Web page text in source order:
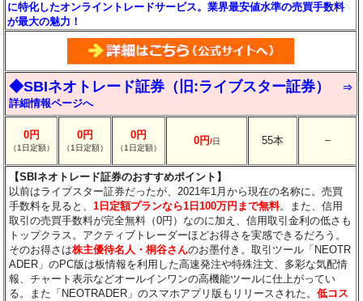
に特化したオンライントレードサービス。業界最安値水準の売買手数料
が最大の魅力！
◆SBIネオトレード証券（旧:ライブスター証券）
⇒
詳細情報ページへ
0円
（1日定額）
0円
（1日定額）
0円
（1日定額）
0円/日 55本 －
【SBIネオトレード証券のおすすめポイント】
以前はライブスター証券だったが、2021年1月から現在の名称に。売買
手数料を見ると、1日定額プランなら1日100万円まで無料。また、信用
取引の売買手数料が完全無料（0円）なのに加え、信用取引金利の低さも
トップクラス。アクティブトレーダーほどお得さを実感できるだろう。
そのお得さは株主優待名人・桐谷さんのお墨付き。取引ツール「NEOTR
ADER」のPC版は板情報を利用した高速発注や特殊注文、多彩な気配情
報、チャート表示などオールインワンの高機能ツールに仕上がってい
る。また「NEOTRADER」のスマホアプリ版もリリースされた。低コス